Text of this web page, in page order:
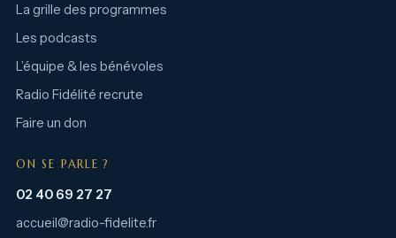
La grille des programmes
Les podcasts
L’équipe & les bénévoles
Radio Fidélité recrute
Faire un don
ON SE PARLE ?
02 40 69 27 27
accueil@radio-fidelite.fr